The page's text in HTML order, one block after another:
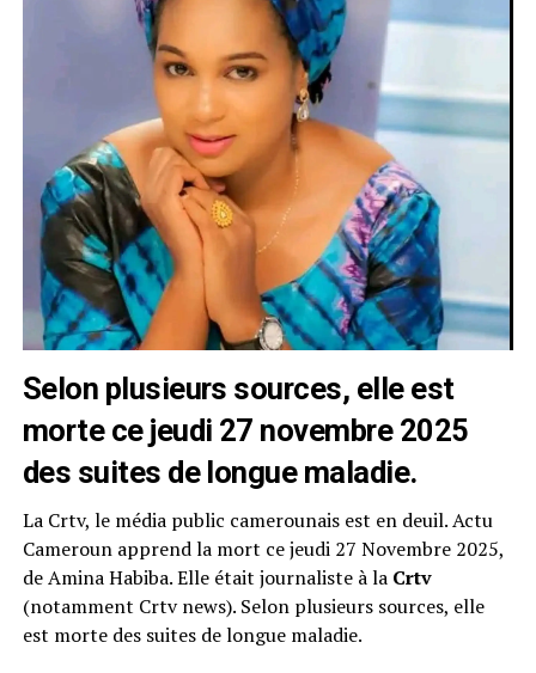
Selon plusieurs sources, elle est
morte ce jeudi 27 novembre 2025
des suites de longue maladie.
La Crtv, le média public camerounais est en deuil. Actu
Cameroun apprend la mort ce jeudi 27 Novembre 2025,
de Amina Habiba. Elle était journaliste à la Crtv
(notamment Crtv news). Selon plusieurs sources, elle
est morte des suites de longue maladie.